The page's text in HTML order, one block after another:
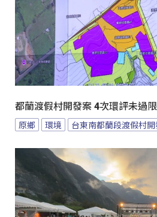
都蘭渡假村開發案 4次環評未過
原鄉 環境 台東南都蘭段渡假村